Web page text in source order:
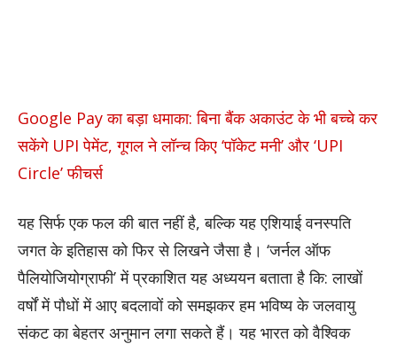
Google Pay का बड़ा धमाका: बिना बैंक अकाउंट के भी बच्चे कर
सकेंगे UPI पेमेंट, गूगल ने लॉन्च किए ‘पॉकेट मनी’ और ‘UPI
Circle’ फीचर्स
यह सिर्फ एक फल की बात नहीं है, बल्कि यह एशियाई वनस्पति
जगत के इतिहास को फिर से लिखने जैसा है। ‘जर्नल ऑफ
पैलियोजियोग्राफी’ में प्रकाशित यह अध्ययन बताता है कि: लाखों
वर्षों में पौधों में आए बदलावों को समझकर हम भविष्य के जलवायु
संकट का बेहतर अनुमान लगा सकते हैं। यह भारत को वैश्विक